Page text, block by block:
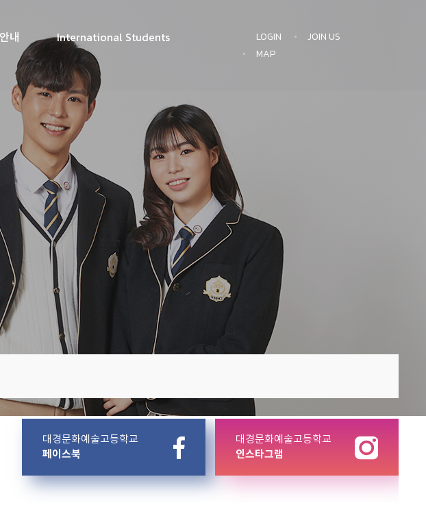
내
International Students
LOGIN
JOIN US
MAP
대경문화예술고등학교
페이스북
대경문화예술고등학교
인스타그램